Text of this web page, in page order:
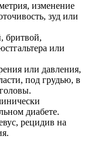
изменение
зуд или
бритвой,
или
или давления,
под грудью, в
диабете.
рецидив на